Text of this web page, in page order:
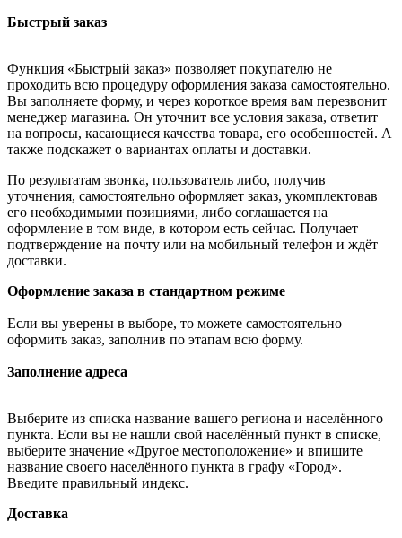
Быстрый заказ
Функция «Быстрый заказ» позволяет покупателю не
проходить всю процедуру оформления заказа самостоятельно.
Вы заполняете форму, и через короткое время вам перезвонит
менеджер магазина. Он уточнит все условия заказа, ответит
на вопросы, касающиеся качества товара, его особенностей. А
также подскажет о вариантах оплаты и доставки.
По результатам звонка, пользователь либо, получив
уточнения, самостоятельно оформляет заказ, укомплектовав
его необходимыми позициями, либо соглашается на
оформление в том виде, в котором есть сейчас. Получает
подтверждение на почту или на мобильный телефон и ждёт
доставки.
Оформление заказа в стандартном режиме
Если вы уверены в выборе, то можете самостоятельно
оформить заказ, заполнив по этапам всю форму.
Заполнение адреса
Выберите из списка название вашего региона и населённого
пункта. Если вы не нашли свой населённый пункт в списке,
выберите значение «Другое местоположение» и впишите
название своего населённого пункта в графу «Город».
Введите правильный индекс.
Доставка